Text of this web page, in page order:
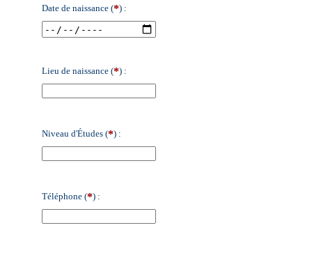
Date de naissance (*) :
Lieu de naissance (*) :
Niveau d'Études (*) :
Téléphone (*) :